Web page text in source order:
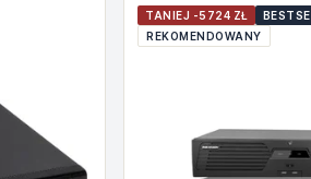
TANIEJ -5724 ZŁ
REKOMENDOWANY